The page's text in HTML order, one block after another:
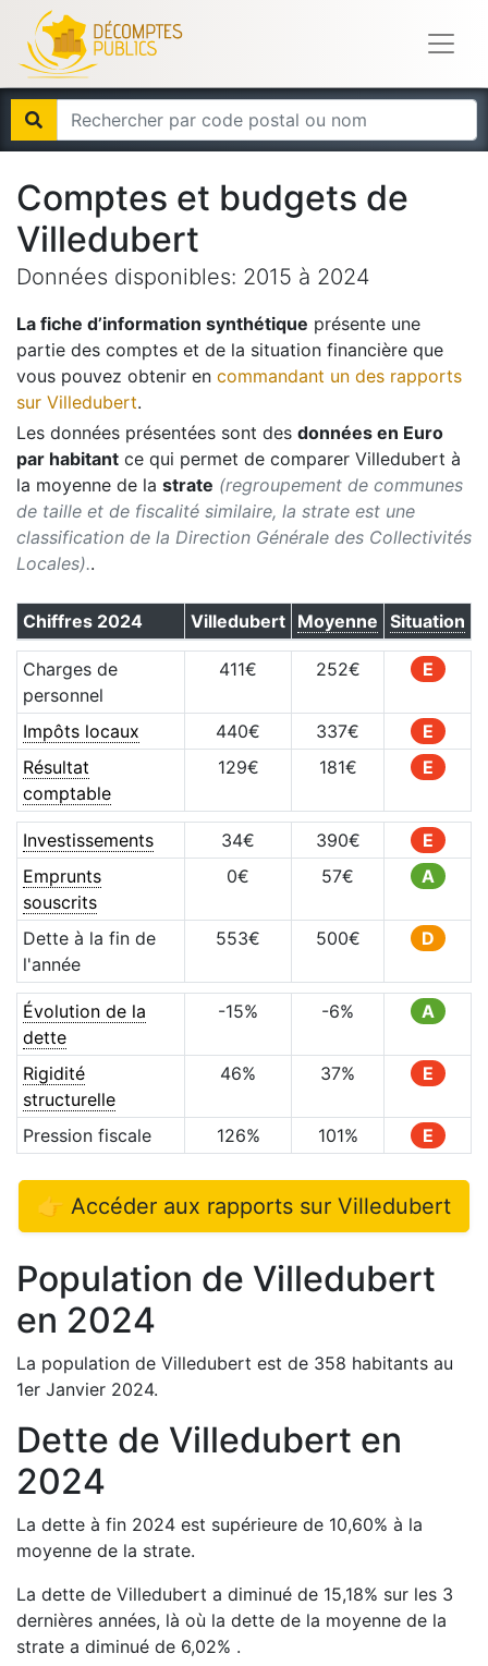
Comptes et budgets de
Villedubert
Données disponibles: 2015 à 2024
La fiche d’information synthétique présente une
partie des comptes et de la situation financière que
vous pouvez obtenir en commandant un des rapports
sur Villedubert.
Les données présentées sont des données en Euro
par habitant ce qui permet de comparer Villedubert à
la moyenne de la strate (regroupement de communes
de taille et de fiscalité similaire, la strate est une
classification de la Direction Générale des Collectivités
Locales)..
Chiffres 2024 Villedubert Moyenne Situation
Charges de
personnel
411€ 252€ E
Impôts locaux 440€ 337€
E
Résultat
comptable
129€ 181€ E
Investissements 34€ 390€
E
Emprunts
souscrits
0€ 57€ A
Dette à la fin de
l'année
553€ 500€ D
Évolution de la
dette
-15% -6% A
Rigidité
structurelle
46% 37% E
Pression fiscale 126% 101% E
👉 Accéder aux rapports sur Villedubert
Population de Villedubert
en 2024
La population de Villedubert est de 358 habitants au
1er Janvier 2024.
Dette de Villedubert en
2024
La dette à fin 2024 est supérieure de 10,60% à la
moyenne de la strate.
La dette de Villedubert a diminué de 15,18% sur les 3
dernières années, là où la dette de la moyenne de la
strate a diminué de 6,02% .